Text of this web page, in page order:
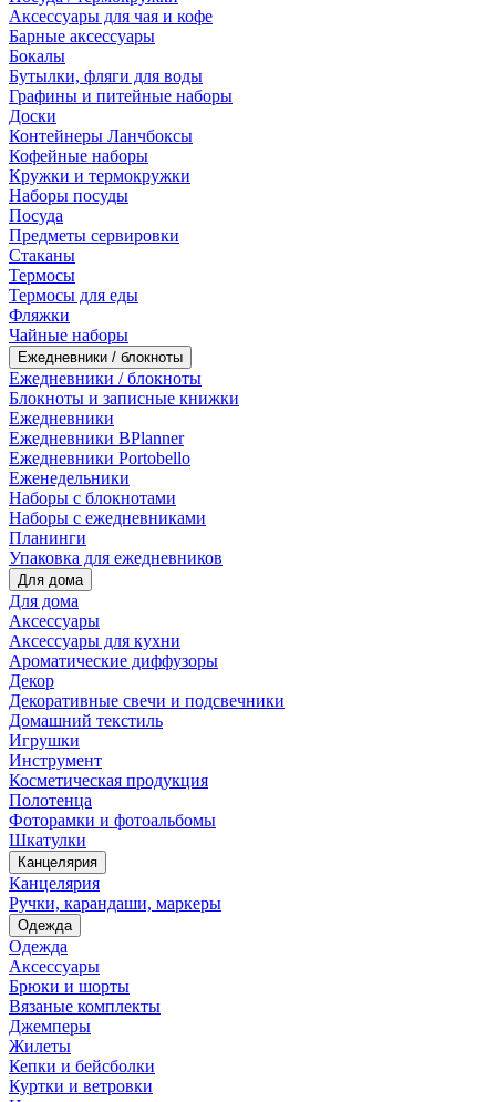
Аксессуары для чая и кофе
Барные аксессуары
Бокалы
Бутылки, фляги для воды
Графины и питейные наборы
Доски
Контейнеры Ланчбоксы
Кофейные наборы
Кружки и термокружки
Наборы посуды
Посуда
Предметы сервировки
Стаканы
Термосы
Термосы для еды
Фляжки
Чайные наборы
Ежедневники / блокноты
Ежедневники / блокноты
Блокноты и записные книжки
Ежедневники
Ежедневники BPlanner
Ежедневники Portobello
Еженедельники
Наборы с блокнотами
Наборы с ежедневниками
Планинги
Упаковка для ежедневников
Для дома
Для дома
Аксессуары
Аксессуары для кухни
Ароматические диффузоры
Декор
Декоративные свечи и подсвечники
Домашний текстиль
Игрушки
Инструмент
Косметическая продукция
Полотенца
Фоторамки и фотоальбомы
Шкатулки
Канцелярия
Канцелярия
Ручки, карандаши, маркеры
Одежда
Одежда
Аксессуары
Брюки и шорты
Вязаные комплекты
Джемперы
Жилеты
Кепки и бейсболки
Куртки и ветровки